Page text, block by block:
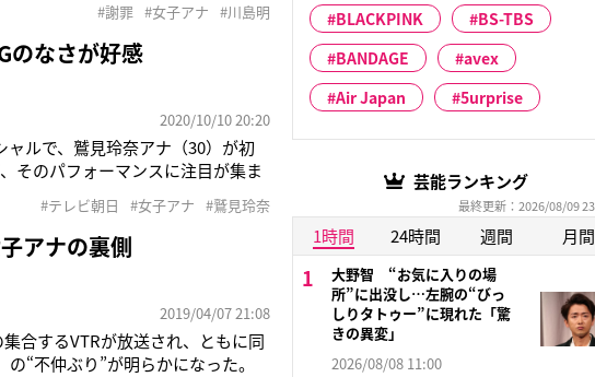
例”の放送があった。問題となった
#謝罪 #女子アナ #川島明
のなさが好感
2020/10/10 20:20
ルで、鷲見玲奈アナ（30）が初
そのパフォーマンスに注目が集ま
上に乗った参加者が惰性で何メー
#テレビ朝日 #女子アナ #鷲見玲奈
アナの裏側
2019/04/07 21:08
合するVTRが放送され、ともに同
“不仲ぶり”が明らかになった。
BLACKPINK
BS-TBS
BANDAGE
avex
Air Japan
5urprise
芸能ランキング
最終更新：2026/08/09
1時間 24時間 週間 月間
大野智 “お気に入りの場
所”に出没し…左腕の“びっ
しりタトゥー”に現れた「驚
きの異変」
2026/08/08 11:00